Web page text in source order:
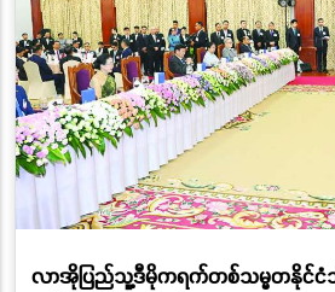
လာအိုပြည်သူ့ဒီမိုကရက်တစ်သမ္မတနိုင်